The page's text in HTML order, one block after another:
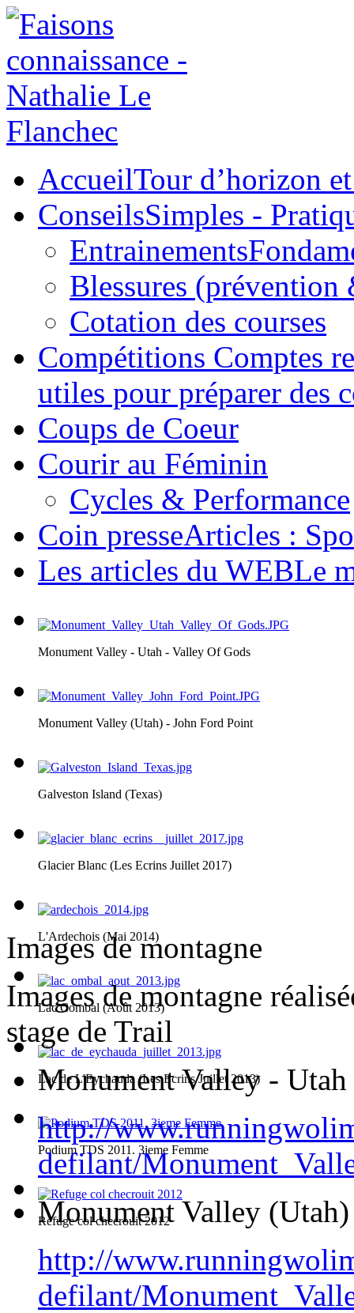
AccueilTour d’horizon
ConseilsSimples -
Entrainements
Blessures
Cotation des courses
Compétitions Comptes
utiles pour préparer des
Coups de Coeur
Courir au Féminin
Cycles & Performance
Coin presseArticles :
Les articles du WEBLe
Monument Valley - Utah - Valley Of Gods
Monument Valley (Utah) - John Ford Point
Galveston Island (Texas)
Glacier Blanc (Les Ecrins Juillet 2017)
L'Ardechois (Mai 2014)
Lac Combal (Août 2013)
Lac de L'Eychauda (Les Ecrins Juillet 2013)
Podium TDS 2011. 3ieme Femme
Refuge col checrouit 2012
Images de montagne
Images de montagne
stage de Trail
Monument Valley -
http://
defilant/
Monument Valley
http://
defilant/